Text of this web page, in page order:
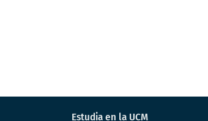
Estudia en la UCM